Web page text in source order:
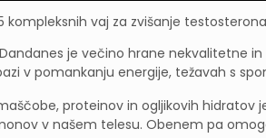
kompleksnih vaj za zvišanje testosterona
je večino hrane nekvalitetne
v pomankanju energije, težavah s
proteinov in ogljikovih hidratov
v našem telesu. Obenem pa